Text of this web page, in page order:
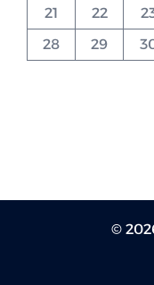
21
22
28
29
©